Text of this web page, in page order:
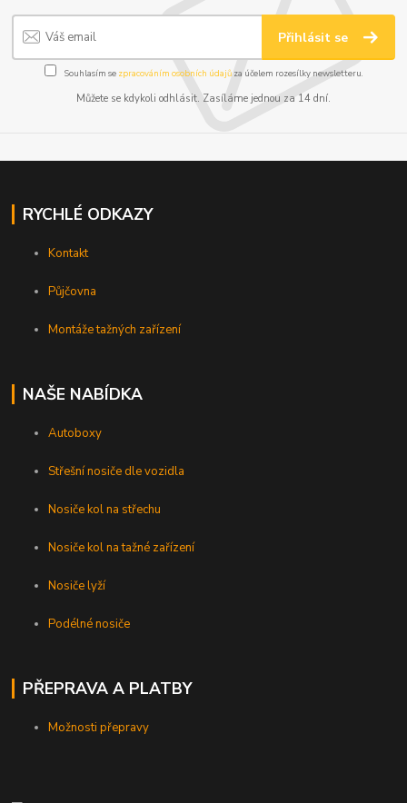
Přihlásit se
Souhlasím se zpracováním osobních údajůza účelem rozesílky newsletteru.
Můžete se kdykoli odhlásit. Zasíláme jednou za 14 dní.
RYCHLÉ ODKAZY
Kontakt
Půjčovna
Montáže tažných zařízení
NAŠE NABÍDKA
Autoboxy
Střešní nosiče dle vozidla
Nosiče kol na střechu
Nosiče kol na tažné zařízení
Nosiče lyží
Podélné nosiče
PŘEPRAVA A PLATBY
Možnosti přepravy